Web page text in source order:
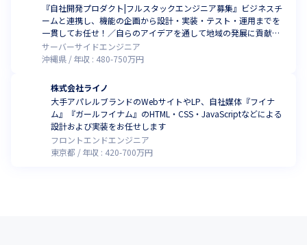
『自社開発プロダクト|フルスタックエンジニア募集』ビジネスチ
ームと連携し、機能の企画から設計・実装・テスト・運用までを
一貫してお任せ！／自らのアイデアを通して地域の発展に貢献し
ませんか？(フルリモート可)
サーバーサイドエンジニア
沖縄県
年収 : 480-750万円
株式会社ライノ
大手アパレルブランドのWebサイトやLP、自社媒体『フイナ
ム』『ガールフイナム』のHTML・CSS・JavaScriptなどによる
設計および実装をお任せします
フロントエンドエンジニア
東京都
年収 : 420-700万円